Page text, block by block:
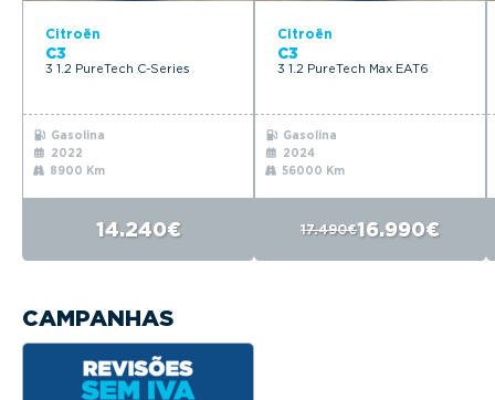
Citroën
C3
3 1.2 PureTech C-Series
Gasolina
2022
8900 Km
14.240€
Citroën
C3
3 1.2 PureTech Max EAT6
Gasolina
2024
56000 Km
17.490€16.990€
CAMPANHAS